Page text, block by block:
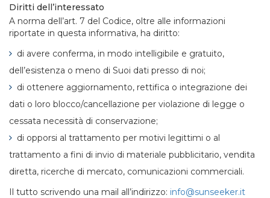
Diritti dell’interessato
A norma dell’art. 7 del Codice, oltre alle informazioni
riportate in questa informativa, ha diritto:
di avere conferma, in modo intelligibile e gratuito,
dell’esistenza o meno di Suoi dati presso di noi;
di ottenere aggiornamento, rettifica o integrazione dei
dati o loro blocco/cancellazione per violazione di legge o
cessata necessità di conservazione;
di opporsi al trattamento per motivi legittimi o al
trattamento a fini di invio di materiale pubblicitario, vendita
diretta, ricerche di mercato, comunicazioni commerciali.
Il tutto scrivendo una mail all’indirizzo: info@sunseeker.it